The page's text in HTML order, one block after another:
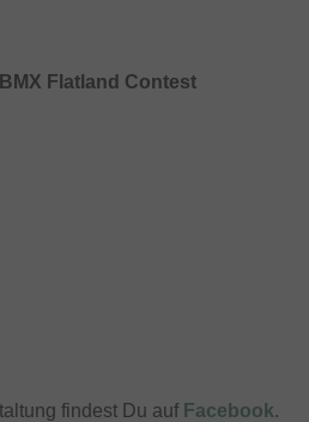
Flatland Contest
findest Du auf Facebook.